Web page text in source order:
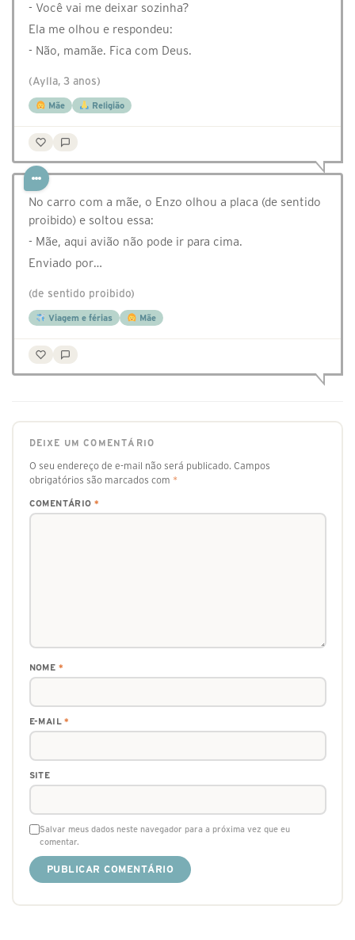
- Você vai me deixar sozinha?
Ela me olhou e respondeu:
- Não, mamãe. Fica com Deus.
(Aylla, 3 anos)
Mãe Religião
No carro com a mãe, o Enzo olhou a placa (de sentido
proibido) e soltou essa:
- Mãe, aqui avião não pode ir para cima.
Enviado por…
(de sentido proibido)
Viagem e férias Mãe
DEIXE UM COMENTÁRIO
O seu endereço de e-mail não será publicado. Campos
obrigatórios são marcados com *
COMENTÁRIO *
NOME *
E-MAIL*
SITE
Salvar meus dados neste navegador para a próxima vez que eu
comentar.